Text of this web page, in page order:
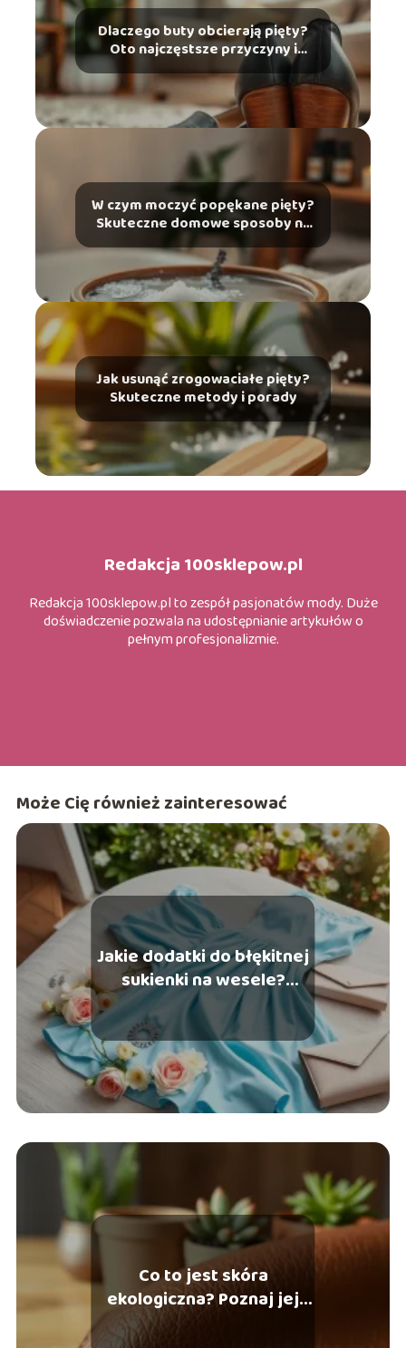
Dlaczego buty obcierają pięty?
Oto najczęstsze przyczyny i
rozwiązania
W czym moczyć popękane pięty?
Skuteczne domowe sposoby na
ulgę
Jak usunąć zrogowaciałe pięty?
Skuteczne metody i porady
Redakcja 100sklepow.pl
Redakcja 100sklepow.pl to zespół pasjonatów mody. Duże
doświadczenie pozwala na udostępnianie artykułów o
pełnym profesjonalizmie.
Może Cię również zainteresować
Jakie dodatki do błękitnej
sukienki na wesele?
Sprawdź nasze
propozycje!
Co to jest skóra
ekologiczna? Poznaj jej
właściwości i